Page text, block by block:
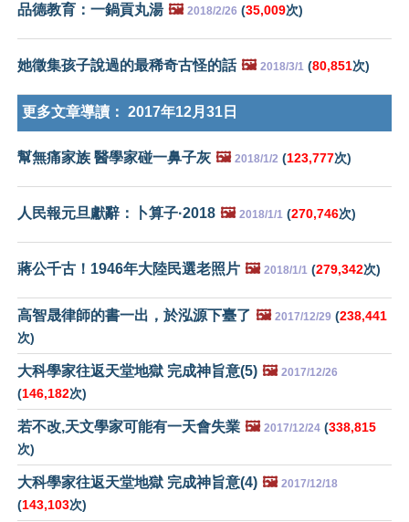
品德教育：一鍋貢丸湯 🖼️ 2018/2/26 (35,009次)
她徵集孩子說過的最稀奇古怪的話 🖼️ 2018/3/1 (80,851次)
更多文章導讀： 2017年12月31日
幫無痛家族 醫學家碰一鼻子灰 🖼️ 2018/1/2 (123,777次)
人民報元旦獻辭：卜算子·2018 🖼️ 2018/1/1 (270,746次)
蔣公千古！1946年大陸民選老照片 🖼️ 2018/1/1 (279,342次)
高智晟律師的書一出，於泓源下臺了 🖼️ 2017/12/29 (238,441
次)
大科學家往返天堂地獄 完成神旨意(5) 🖼️ 2017/12/26
(146,182次)
若不改,天文學家可能有一天會失業 🖼️ 2017/12/24 (338,815
次)
大科學家往返天堂地獄 完成神旨意(4) 🖼️ 2017/12/18
(143,103次)